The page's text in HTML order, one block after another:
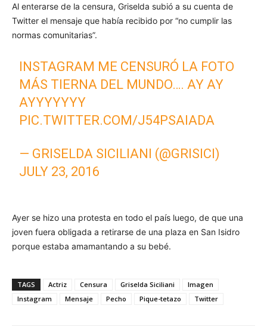
Al enterarse de la censura, Griselda subió a su cuenta de
Twitter el mensaje que había recibido por “no cumplir las
normas comunitarias”.
INSTAGRAM ME CENSURÓ LA FOTO
MÁS TIERNA DEL MUNDO…. AY AY
AYYYYYYY
PIC.TWITTER.COM/J54PSAIADA
— GRISELDA SICILIANI (@GRISICI)
JULY 23, 2016
Ayer se hizo una protesta en todo el país luego, de que una
joven fuera obligada a retirarse de una plaza en San Isidro
porque estaba amamantando a su bebé.
TAGS Actriz Censura Griselda Siciliani
Imagen
Instagram
Mensaje Pecho Pique-tetazo Twitter